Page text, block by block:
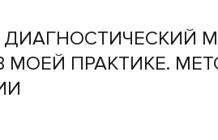
ДИАГНОСТИЧЕСКИЙ
МОЕЙ ПРАКТИКЕ.